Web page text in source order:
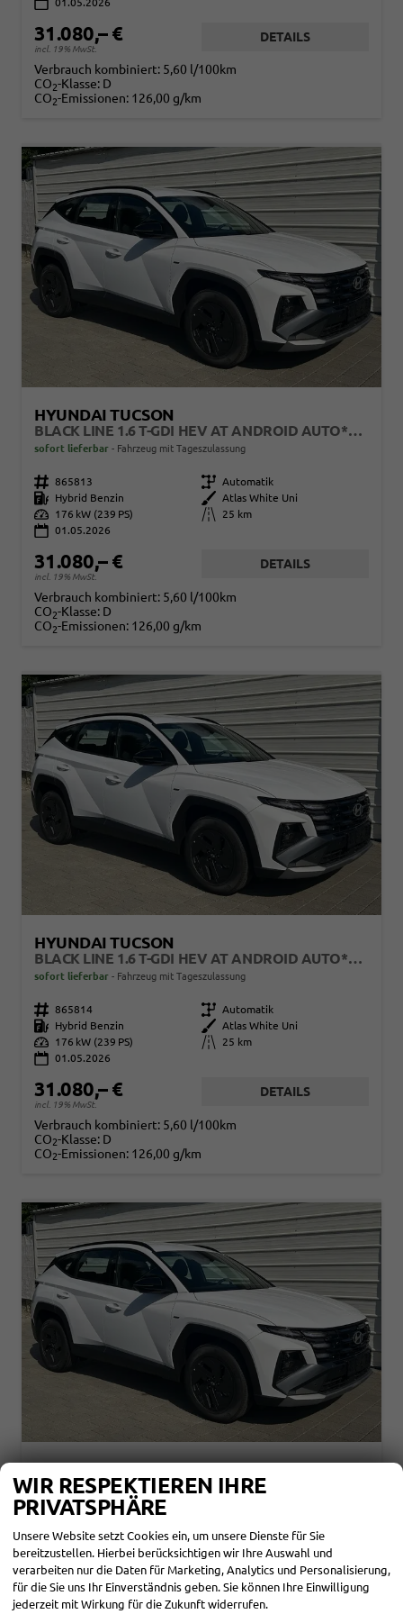
01.05.2026
31.080,– €
incl. 19% MwSt.
DETAILS
Verbrauch kombiniert: 5,60 l/100km
CO2-Klasse: D
CO2-Emissionen: 126,00 g/km
HYUNDAI TUCSON
BLACK LINE 1.6 T-GDI HEV AT ANDROID AUTO*NAVI*SHZ*KAMERA*2Z KLIMAAUTO*
sofort lieferbar Fahrzeug mit Tageszulassung
Fahrzeugnr. 865813 Getriebe Automatik
Kraftstoff
Hybrid Benzin Außenfarbe
Atlas White Uni
Leistung
176 kW (239 PS) Kilometerstand
25 km
01.05.2026
31.080,– €
incl. 19% MwSt.
DETAILS
Verbrauch kombiniert: 5,60 l/100km
CO2-Klasse: D
CO2-Emissionen: 126,00 g/km
HYUNDAI TUCSON
BLACK LINE 1.6 T-GDI HEV AT ANDROID AUTO*NAVI*SHZ*KAMERA*2Z KLIMAAUTO*
sofort lieferbar Fahrzeug mit Tageszulassung
Fahrzeugnr. 865814 Getriebe Automatik
Kraftstoff
Hybrid Benzin Außenfarbe
Atlas White Uni
Leistung
176 kW (239 PS) Kilometerstand
25 km
01.05.2026
31.080,– €
incl. 19% MwSt.
DETAILS
Verbrauch kombiniert: 5,60 l/100km
CO2-Klasse: D
CO2-Emissionen: 126,00 g/km
sofort lieferbar Fahrzeug mit Tageszulassung
Fahrzeugnr. 865815 Getriebe Automatik
Kraftstoff Hybrid Benzin Außenfarbe Atlas White Uni
Leistung 176 kW (239 PS) Kilometerstand
25 km
01.05.2026
WIR RESPEKTIEREN IHRE
PRIVATSPHÄRE
Unsere Website setzt Cookies ein, um unsere Dienste für Sie
bereitzustellen. Hierbei berücksichtigen wir Ihre Auswahl und
verarbeiten nur die Daten für Marketing, Analytics und Personalisierung,
für die Sie uns Ihr Einverständnis geben. Sie können Ihre Einwilligung
jederzeit mit Wirkung für die Zukunft widerrufen.